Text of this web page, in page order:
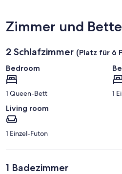
Zimmer und
2 Schlafzimmer (Platz für 6
Bedroom
1 Queen-Bett 1
Living room
1 Einzel-Futon
1 Badezimmer